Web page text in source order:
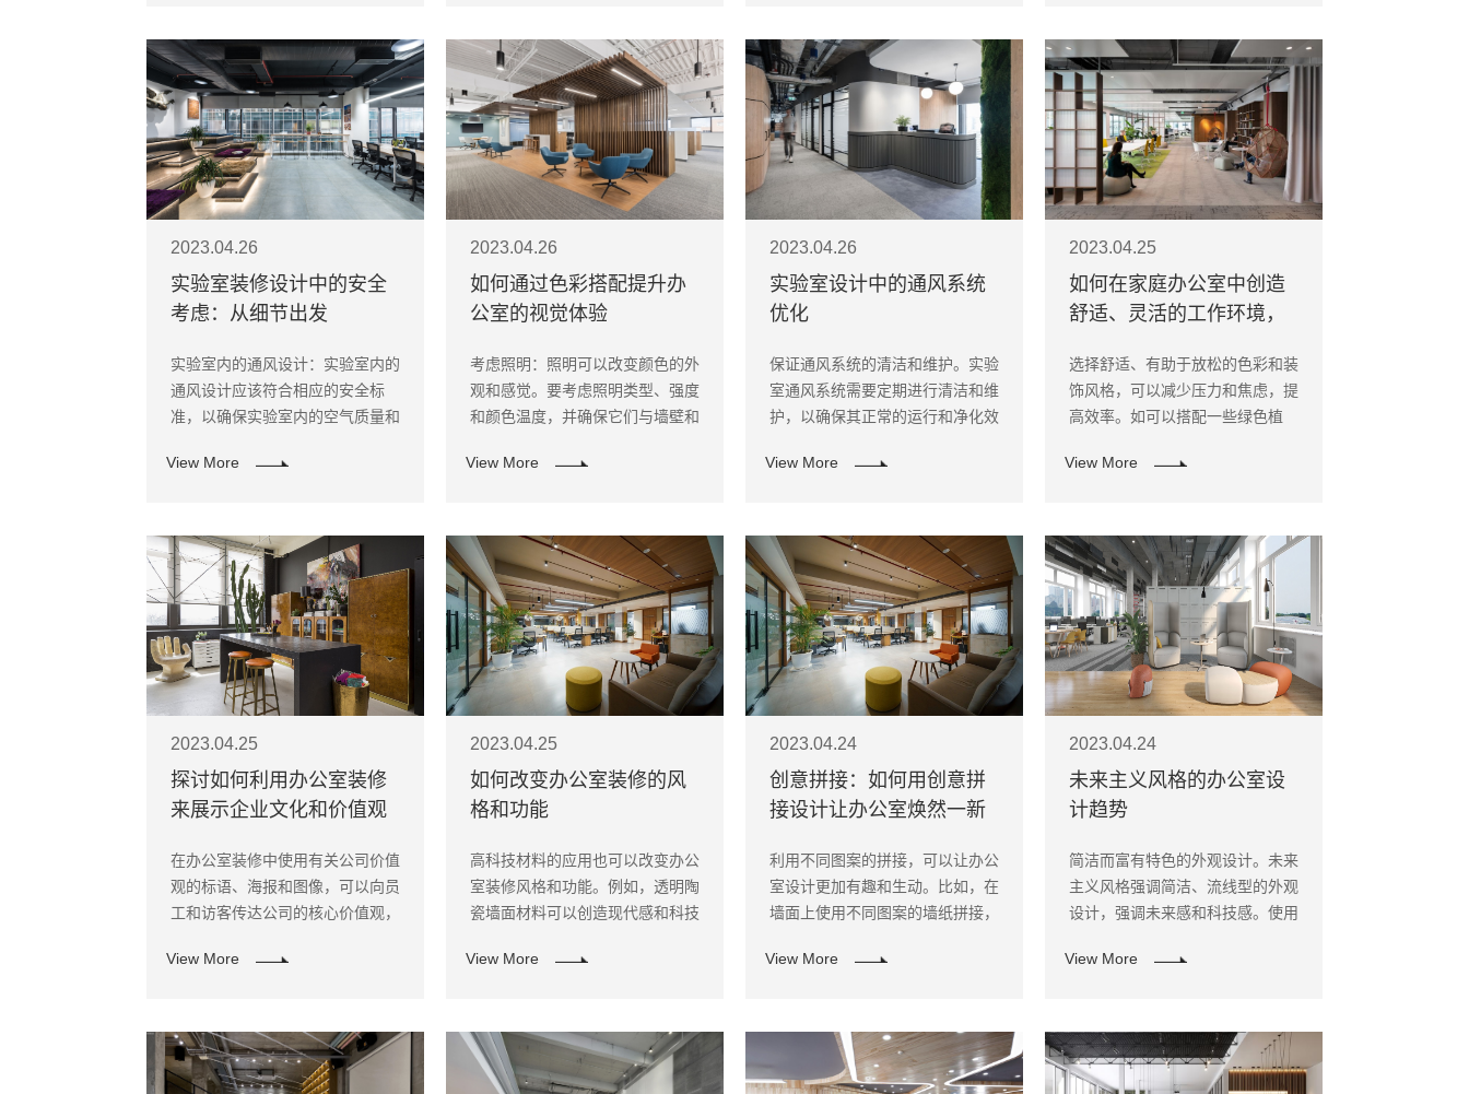
2023.04.26
实验室装修设计中的安全
考虑：从细节出发
实验室内的通风设计：实验室内的
通风设计应该符合相应的安全标
准，以确保实验室内的空气质量和
View More
2023.04.26
如何通过色彩搭配提升办
公室的视觉体验
考虑照明：照明可以改变颜色的外
观和感觉。要考虑照明类型、强度
和颜色温度，并确保它们与墙壁和
View More
2023.04.26
实验室设计中的通风系统
优化
保证通风系统的清洁和维护。实验
室通风系统需要定期进行清洁和维
护，以确保其正常的运行和净化效
View More
2023.04.25
如何在家庭办公室中创造
舒适、灵活的工作环境，
选择舒适、有助于放松的色彩和装
饰风格，可以减少压力和焦虑，提
高效率。如可以搭配一些绿色植
素。
View More
2023.04.25
探讨如何利用办公室装修
来展示企业文化和价值观
在办公室装修中使用有关公司价值
观的标语、海报和图像，可以向员
工和访客传达公司的核心价值观，
View More
2023.04.25
如何改变办公室装修的风
格和功能
高科技材料的应用也可以改变办公
室装修风格和功能。例如，透明陶
瓷墙面材料可以创造现代感和科技
和防紫外线。金属网格天花板可以
View More
2023.04.24
创意拼接：如何用创意拼
接设计让办公室焕然一新
利用不同图案的拼接，可以让办公
室设计更加有趣和生动。比如，在
墙面上使用不同图案的墙纸拼接，
办公室的视觉效果。 ​
View More
2023.04.24
未来主义风格的办公室设
计趋势
简洁而富有特色的外观设计。未来
主义风格强调简洁、流线型的外观
设计，强调未来感和科技感。使用
的色彩和现代化的材料，营造出一
View More